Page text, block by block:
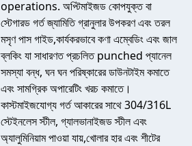
operations. অপ্টিমাইজড কোপযুক্ত বা
স্টেগারড গর্ত জ্যামিতি গ্রানুলার উপকরণ এবং তরল
মসৃণ পাস গাইড,কার্যকরভাবে কণা এম্বেডিং এবং জাল
ব্লকিং যা সাধারণত প্রচলিত punched প্যানেল
সমস্যা বন্ধ, ঘন ঘন পরিষ্কারের ডাউনটাইম কমাতে
এবং সামগ্রিক অপারেটিং খরচ কমাতে।
কাস্টমাইজযোগ্য গর্ত আকারের সাথে 304/316L
স্টেইনলেস স্টীল, গ্যালভানাইজড স্টীল এবং
অ্যালুমিনিয়াম পাওয়া যায়,খোলার হার এবং শীটের